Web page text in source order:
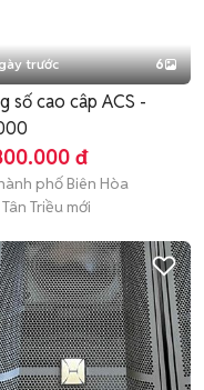
trước 6
số cao câp ACS -
đ
phố Biên Hòa
Tân Triều mới